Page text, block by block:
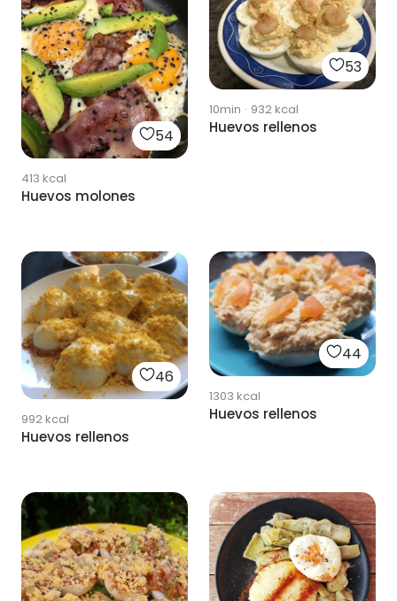
54
413 kcal
Huevos molones
53
10min · 932kcal
Huevos rellenos
46
992kcal
Huevos rellenos
44
1303 kcal
Huevos rellenos